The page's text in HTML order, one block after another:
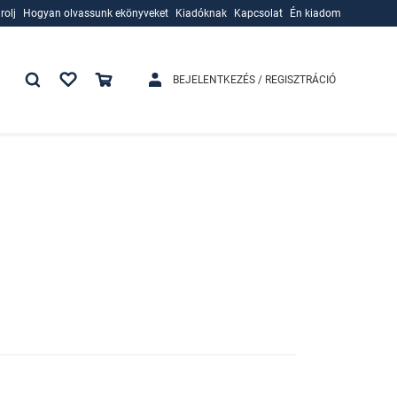
Hogyan olvassunk ekönyveket
Kiadóknak
Kapcsolat Én kiadom
BEJELENTKEZÉS / REGISZTRÁCIÓ